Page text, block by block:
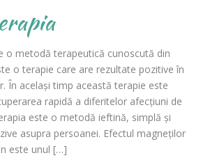
o metodă terapeutică cunoscută din
o terapie care are rezultate pozitive în
În același timp această terapie este
rapidă a diferitelor afecțiuni de
este o metodă ieftină, simplă și
asupra persoanei. Efectul magneților
este unul […]